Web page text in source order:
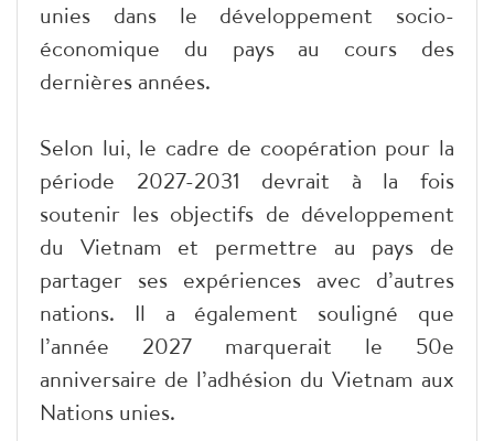
unies dans le développement socio-
économique du pays au cours des
dernières années.
Selon lui, le cadre de coopération pour la
période 2027-2031 devrait à la fois
soutenir les objectifs de développement
du Vietnam et permettre au pays de
partager ses expériences avec d’autres
nations. Il a également souligné que
l’année 2027 marquerait le 50e
anniversaire de l’adhésion du Vietnam aux
Nations unies.